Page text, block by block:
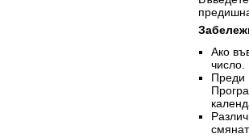
Ако
число.
Преди